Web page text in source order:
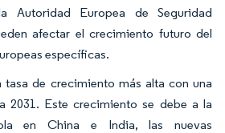
Autoridad Europea de Seguridad
afectar el crecimiento futuro del
específicas.
tasa de crecimiento más alta con una
2031. Este crecimiento se debe a la
en China e India, las nuevas